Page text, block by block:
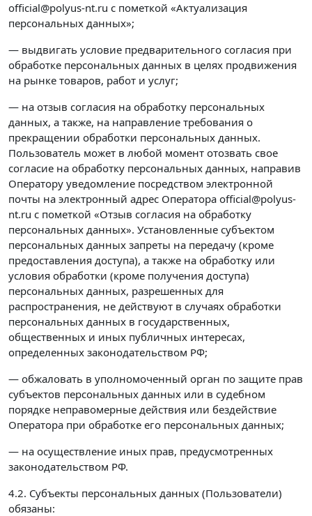
official@polyus-nt.ru с пометкой «Актуализация
персональных данных»;
— выдвигать условие предварительного согласия при
обработке персональных данных в целях продвижения
на рынке товаров, работ и услуг;
— на отзыв согласия на обработку персональных
данных, а также, на направление требования о
прекращении обработки персональных данных.
Пользователь может в любой момент отозвать свое
согласие на обработку персональных данных, направив
Оператору уведомление посредством электронной
почты на электронный адрес Оператора official@polyus-
nt.ru с пометкой «Отзыв согласия на обработку
персональных данных». Установленные субъектом
персональных данных запреты на передачу (кроме
предоставления доступа), а также на обработку или
условия обработки (кроме получения доступа)
персональных данных, разрешенных для
распространения, не действуют в случаях обработки
персональных данных в государственных,
общественных и иных публичных интересах,
определенных законодательством РФ;
— обжаловать в уполномоченный орган по защите прав
субъектов персональных данных или в судебном
порядке неправомерные действия или бездействие
Оператора при обработке его персональных данных;
— на осуществление иных прав, предусмотренных
законодательством РФ.
4.2. Субъекты персональных данных (Пользователи)
обязаны: